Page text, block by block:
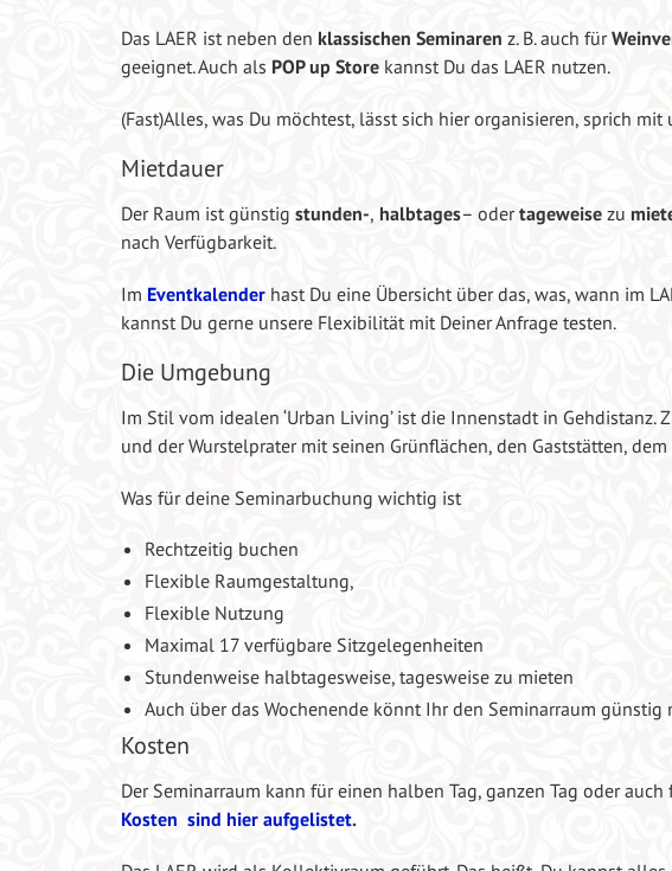
Das LAER ist neben den klassischen Seminaren z. B. auch für
geeignet. Auch als POP up Store kannst Du das LAER nutzen.
(Fast)Alles, was Du möchtest, lässt sich hier organisieren, sprich mit
Mietdauer
Der Raum ist günstig stunden-, halbtages– odertageweise zu
nach Verfügbarkeit.
Im Eventkalender hast Du eine Übersicht über das, was, wann im
kannst Du gerne unsere Flexibilität mit Deiner Anfrage testen.
Die Umgebung
Im Stil vom idealen ‘Urban Living’ ist die Innenstadt in
und der Wurstelprater mit seinen Grünflächen, den Gaststätten,
Was für deine Seminarbuchung wichtig ist
Rechtzeitig buchen
Flexible Raumgestaltung,
Flexible Nutzung
Maximal 17 verfügbare Sitzgelegenheiten
Stundenweise halbtagesweise, tagesweise zu mieten
Auch über das Wochenende könnt Ihr den Seminarraum günstig
Kosten
Der Seminarraum kann für einen halben Tag, ganzen Tag oder
Kosten sind hier aufgelistet.